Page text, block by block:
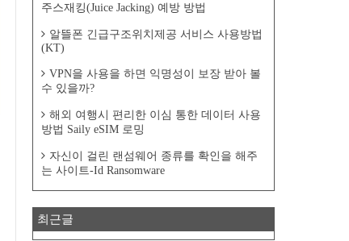
주스재킹(Juice Jacking) 예방 방법
알뜰폰 긴급구조위치제공 서비스 사용방법
(KT)
VPN을 사용을 하면 익명성이 보장 받아 볼
수 있을까?
해외 여행시 편리한 이심 통한 데이터 사용
방법 Saily eSIM 로밍
자신이 걸린 랜섬웨어 종류를 확인을 해주
는 사이트-Id Ransomware
최근글